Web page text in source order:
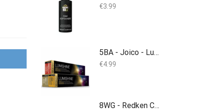
€3.99
5BA - Joico - Lumishine Permanent Crème - 74 ml
€4.99
8WG - Redken Color Gel Lacquers - 60ML